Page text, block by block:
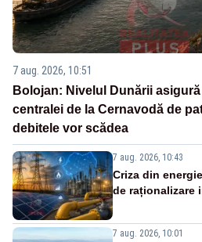
7 aug. 2026, 10:51
Bolojan: Nivelul Dunării
centralei de la Cernavodă de
debitele vor scădea
7 aug. 2026, 10:43
Criza din
de raționalizare
7 aug. 2026, 10:01